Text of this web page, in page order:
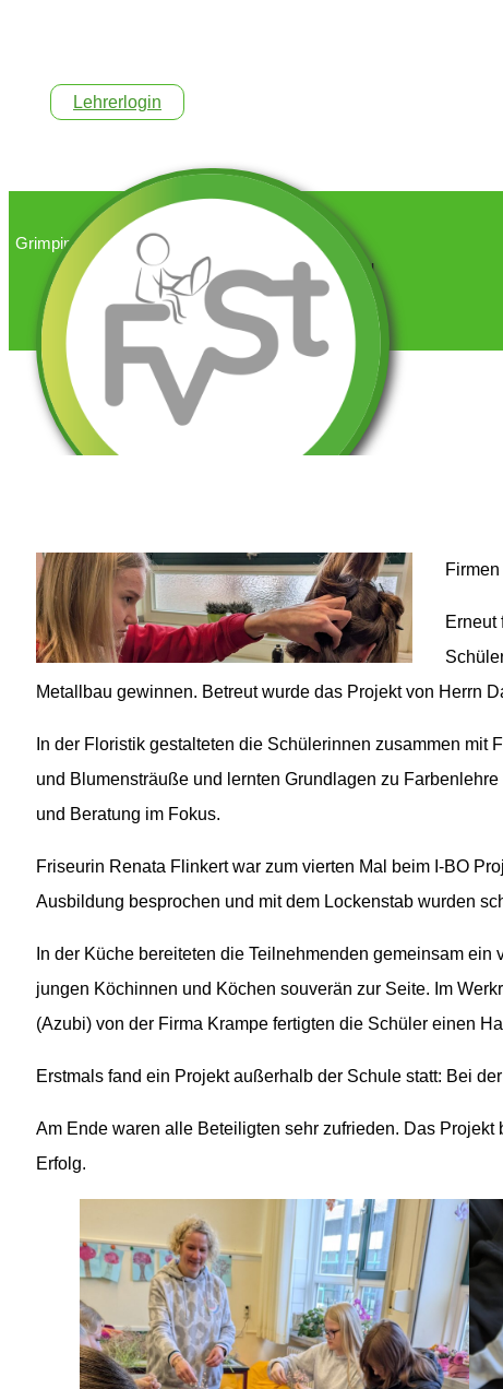
Lehrerlogin
Erneut
Metallbau gewinnen. Betreut wurde das Projekt von Herrn
In der Floristik gestalteten die Schülerinnen zusammen
und Blumensträuße und lernten Grundlagen zu
und Beratung im Fokus.
Friseurin Renata Flinkert war zum vierten Mal beim I-BO
Ausbildung besprochen und mit dem Lockenstab wurden
In der Küche bereiteten die Teilnehmenden gemeinsam
jungen Köchinnen und Köchen souverän zur Seite. Im
(Azubi) von der Firma Krampe fertigten die Schüler einen
Erstmals fand ein Projekt außerhalb der Schule statt: Bei
Am Ende waren alle Beteiligten sehr zufrieden. Das
Erfolg.